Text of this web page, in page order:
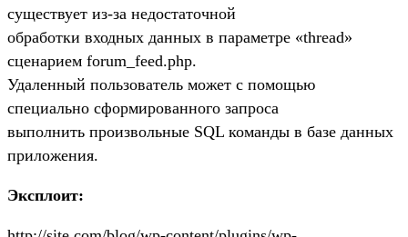
существует из-за недостаточной
обработки входных данных в параметре «thread»
сценарием forum_feed.php.
Удаленный пользователь может с помощью
специально сформированного запроса
выполнить произвольные SQL команды в базе данных
приложения.
Эксплоит: